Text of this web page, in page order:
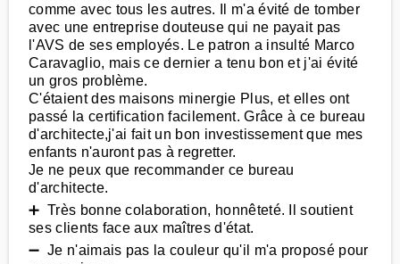
comme avec tous les autres. Il m'a évité de tomber
avec une entreprise douteuse qui ne payait pas
l'AVS de ses employés. Le patron a insulté Marco
Caravaglio, mais ce dernier a tenu bon et j'ai évité
un gros problème.
C'étaient des maisons minergie Plus, et elles ont
passé la certification facilement. Grâce à ce bureau
d'architecte,j'ai fait un bon investissement que mes
enfants n'auront pas à regretter.
Je ne peux que recommander ce bureau
d'architecte.
➕ Très bonne colaboration, honnêteté. Il soutient
ses clients face aux maîtres d'état.
➖ Je n'aimais pas la couleur qu'il m'a proposé pour